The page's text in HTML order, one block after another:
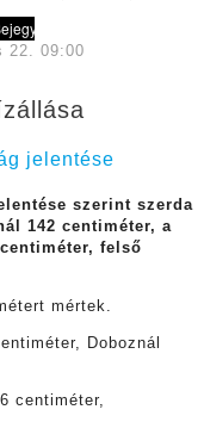
22. 09:00
jelentése
szerint szerda
142 centiméter, a
felső
mértek.
Doboznál
centiméter,